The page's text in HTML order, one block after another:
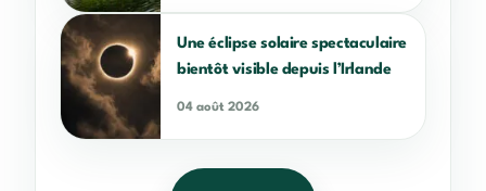
Une éclipse solaire spectaculaire
bientôt visible depuis l’Irlande
04 août 2026